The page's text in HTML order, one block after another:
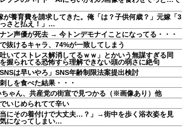
が養育費を請求してきた。俺「は？子供何歳？」元嫁「3
さと払え！」…
ナン声優が死去 → 今トンデモナイことになってる・・・
抜けるキャラ、74%が一致してしまう
いてストレス解消してるｗｗ」とかいう無謀すぎる同
握られてる恐怖すら理解できない頭の弱さに絶句
は早いやろ」SNS年齢制限法案提出検討
しを食べた結果・・・
ゃん、共産党の街宣で見つかる（※画像あり）他
いじめられてて辛い
にその着付けで大丈夫…？」→街中を歩く浴衣姿を見
になってしまい…